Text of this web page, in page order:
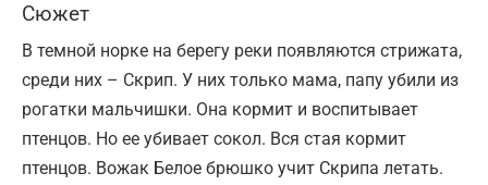
Сюжет
В темной норке на берегу реки появляются стрижата,
среди них – Скрип. У них только мама, папу убили из
рогатки мальчишки. Она кормит и воспитывает
птенцов. Но ее убивает сокол. Вся стая кормит
птенцов. Вожак Белое брюшко учит Скрипа летать.